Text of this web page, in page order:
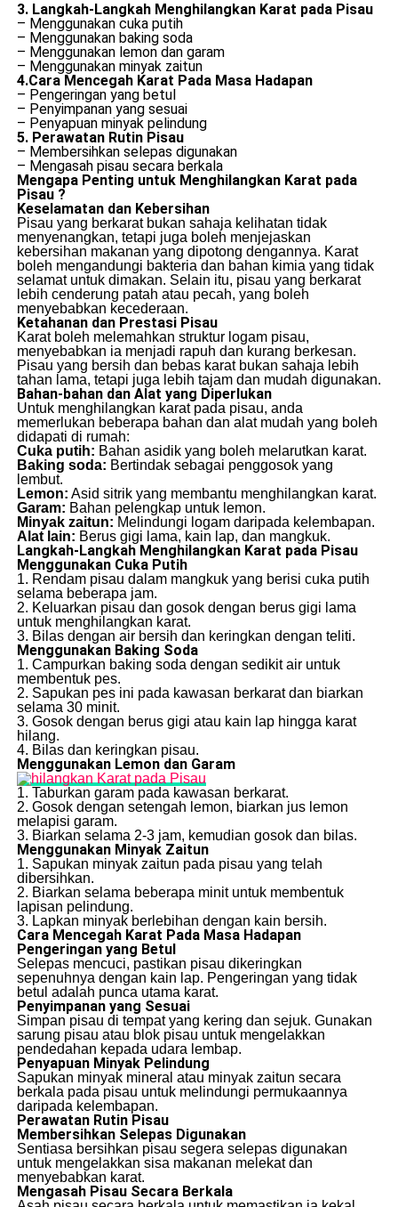
3. Langkah-Langkah Menghilangkan Karat pada Pisau
– Menggunakan cuka putih
– Menggunakan baking soda
– Menggunakan lemon dan garam
– Menggunakan minyak zaitun
4.Cara Mencegah Karat Pada Masa Hadapan
– Pengeringan yang betul
– Penyimpanan yang sesuai
– Penyapuan minyak pelindung
5. Perawatan Rutin Pisau
– Membersihkan selepas digunakan
– Mengasah pisau secara berkala
Mengapa Penting untuk Menghilangkan Karat pada
Pisau ?
Keselamatan dan Kebersihan
Pisau yang berkarat bukan sahaja kelihatan tidak
menyenangkan, tetapi juga boleh menjejaskan
kebersihan makanan yang dipotong dengannya. Karat
boleh mengandungi bakteria dan bahan kimia yang tidak
selamat untuk dimakan. Selain itu, pisau yang berkarat
lebih cenderung patah atau pecah, yang boleh
menyebabkan kecederaan.
Ketahanan dan Prestasi Pisau
Karat boleh melemahkan struktur logam pisau,
menyebabkan ia menjadi rapuh dan kurang berkesan.
Pisau yang bersih dan bebas karat bukan sahaja lebih
tahan lama, tetapi juga lebih tajam dan mudah digunakan.
Bahan-bahan dan Alat yang Diperlukan
Untuk menghilangkan karat pada pisau, anda
memerlukan beberapa bahan dan alat mudah yang boleh
didapati di rumah:
Cuka putih: Bahan asidik yang boleh melarutkan karat.
Baking soda: Bertindak sebagai penggosok yang
lembut.
Lemon: Asid sitrik yang membantu menghilangkan karat.
Garam: Bahan pelengkap untuk lemon.
Minyak zaitun: Melindungi logam daripada kelembapan.
Alat lain: Berus gigi lama, kain lap, dan mangkuk.
Langkah-Langkah Menghilangkan Karat pada Pisau
Menggunakan Cuka Putih
1. Rendam pisau dalam mangkuk yang berisi cuka putih
selama beberapa jam.
2. Keluarkan pisau dan gosok dengan berus gigi lama
untuk menghilangkan karat.
3. Bilas dengan air bersih dan keringkan dengan teliti.
Menggunakan Baking Soda
1. Campurkan baking soda dengan sedikit air untuk
membentuk pes.
2. Sapukan pes ini pada kawasan berkarat dan biarkan
selama 30 minit.
3. Gosok dengan berus gigi atau kain lap hingga karat
hilang.
4. Bilas dan keringkan pisau.
Menggunakan Lemon dan Garam
1. Taburkan garam pada kawasan berkarat.
2. Gosok dengan setengah lemon, biarkan jus lemon
melapisi garam.
3. Biarkan selama 2-3 jam, kemudian gosok dan bilas.
Menggunakan Minyak Zaitun
1. Sapukan minyak zaitun pada pisau yang telah
dibersihkan.
2. Biarkan selama beberapa minit untuk membentuk
lapisan pelindung.
3. Lapkan minyak berlebihan dengan kain bersih.
Cara Mencegah Karat Pada Masa Hadapan
Pengeringan yang Betul
Selepas mencuci, pastikan pisau dikeringkan
sepenuhnya dengan kain lap. Pengeringan yang tidak
betul adalah punca utama karat.
Penyimpanan yang Sesuai
Simpan pisau di tempat yang kering dan sejuk. Gunakan
sarung pisau atau blok pisau untuk mengelakkan
pendedahan kepada udara lembap.
Penyapuan Minyak Pelindung
Sapukan minyak mineral atau minyak zaitun secara
berkala pada pisau untuk melindungi permukaannya
daripada kelembapan.
Perawatan Rutin Pisau
Membersihkan Selepas Digunakan
Sentiasa bersihkan pisau segera selepas digunakan
untuk mengelakkan sisa makanan melekat dan
menyebabkan karat.
Mengasah Pisau Secara Berkala